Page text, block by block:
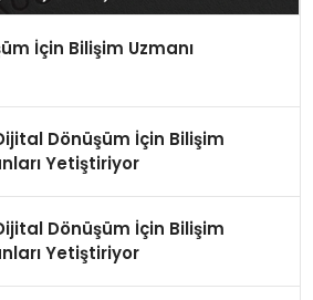
İçin Bilişim Uzmanı
Dönüşüm İçin Bilişim
Yetiştiriyor
Dönüşüm İçin Bilişim
Yetiştiriyor